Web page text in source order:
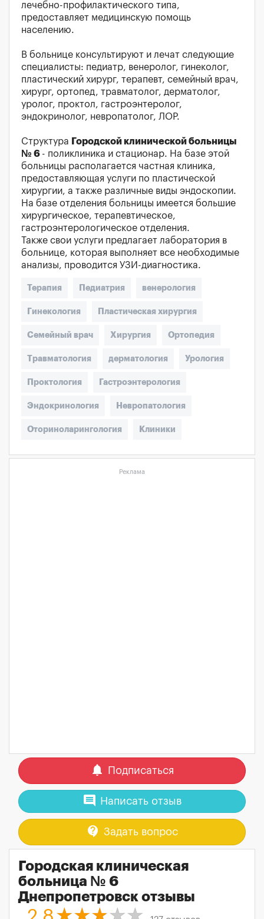
лечебно-профилактического типа,
предоставляет медицинскую помощь
населению.
В больнице консультируют и лечат следующие
специалисты: педиатр, венеролог, гинеколог,
пластический хирург, терапевт, семейный врач,
хирург, ортопед, травматолог, дерматолог,
уролог, проктол, гастроэнтеролог,
эндокринолог, невропатолог, ЛОР.
Структура Городской клинической больницы
№ 6 - поликлиника и стационар. На базе этой
больницы располагается частная клиника,
предоставляющая услуги по пластической
хирургии, а также различные виды эндоскопии.
На базе отделения больницы имеется большие
хирургическое, терапевтическое,
гастроэнтерологическое отделения.
Также свои услуги предлагает лаборатория в
больнице, которая выполняет все необходимые
анализы, проводится УЗИ-диагностика.
Терапия Педиатрия венерология
Гинекология Пластическая хирургия
Семейный врач Хирургия Ортопедия
Травматология дерматология Урология
Проктология Гастроэнтерология
Эндокринология Невропатология
Оториноларингология Клиники
Реклама
notifications Подписаться
comment Написать отзыв
contact_support Задать вопрос
Городская клиническая
больница № 6
Днепропетровск отзывы